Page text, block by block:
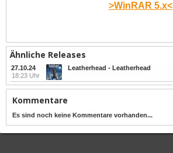
>WinRAR 5.x<
Ähnliche Releases
27.10.24
18:23 Uhr
Leatherhead - Leatherhead
Kommentare
Es sind noch keine Kommentare vorhanden...